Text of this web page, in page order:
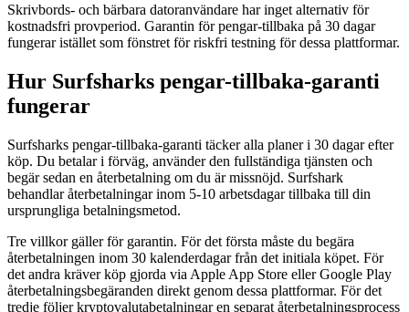
Skrivbords- och bärbara datoranvändare har inget alternativ för
kostnadsfri provperiod. Garantin för pengar-tillbaka på 30 dagar
fungerar istället som fönstret för riskfri testning för dessa plattformar.
Hur Surfsharks pengar-tillbaka-garanti
fungerar
Surfsharks pengar-tillbaka-garanti täcker alla planer i 30 dagar efter
köp. Du betalar i förväg, använder den fullständiga tjänsten och
begär sedan en återbetalning om du är missnöjd. Surfshark
behandlar återbetalningar inom 5-10 arbetsdagar tillbaka till din
ursprungliga betalningsmetod.
Tre villkor gäller för garantin. För det första måste du begära
återbetalningen inom 30 kalenderdagar från det initiala köpet. För
det andra kräver köp gjorda via Apple App Store eller Google Play
återbetalningsbegäranden direkt genom dessa plattformar. För det
tredje följer kryptovalutabetalningar en separat återbetalningsprocess